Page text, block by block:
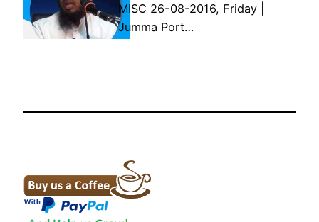
MISC 26-08-2016, Friday |
Jumma Port…